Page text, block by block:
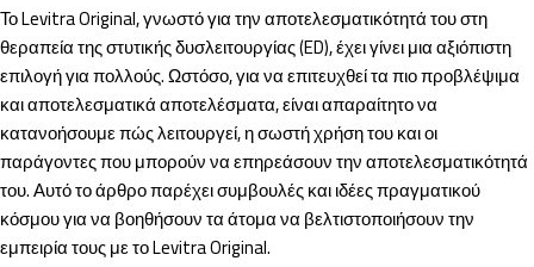
Το Levitra Original, γνωστό για την αποτελεσματικότητά του στη
θεραπεία της στυτικής δυσλειτουργίας (ED), έχει γίνει μια αξιόπιστη
επιλογή για πολλούς. Ωστόσο, για να επιτευχθεί τα πιο προβλέψιμα
και αποτελεσματικά αποτελέσματα, είναι απαραίτητο να
κατανοήσουμε πώς λειτουργεί, η σωστή χρήση του και οι
παράγοντες που μπορούν να επηρεάσουν την αποτελεσματικότητά
του. Αυτό το άρθρο παρέχει συμβουλές και ιδέες πραγματικού
κόσμου για να βοηθήσουν τα άτομα να βελτιστοποιήσουν την
εμπειρία τους με το Levitra Original.